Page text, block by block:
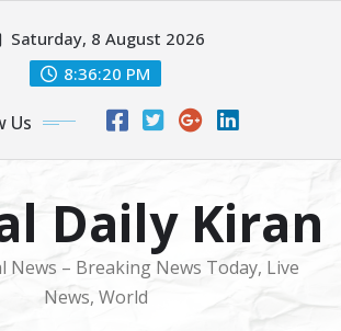
Saturday, 8 August 2026
8:36:22 PM
Us
Daily Kiran
News – Breaking News Today, Live
News, World